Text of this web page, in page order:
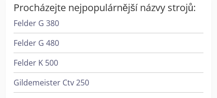
Procházejte nejpopulárnější názvy strojů:
Felder G 380
Felder G 480
Felder K 500
Gildemeister Ctv 250